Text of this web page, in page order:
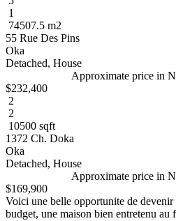
1
74507.5 m2
55 Rue Des Pins
Oka
Detached, House
Approximate price in
$232,400
2
2
10500 sqft
1372 Ch. Doka
Oka
Detached, House
Approximate price in
$169,900
Voici une belle opportunite de
budget, une maison bien entretenu au